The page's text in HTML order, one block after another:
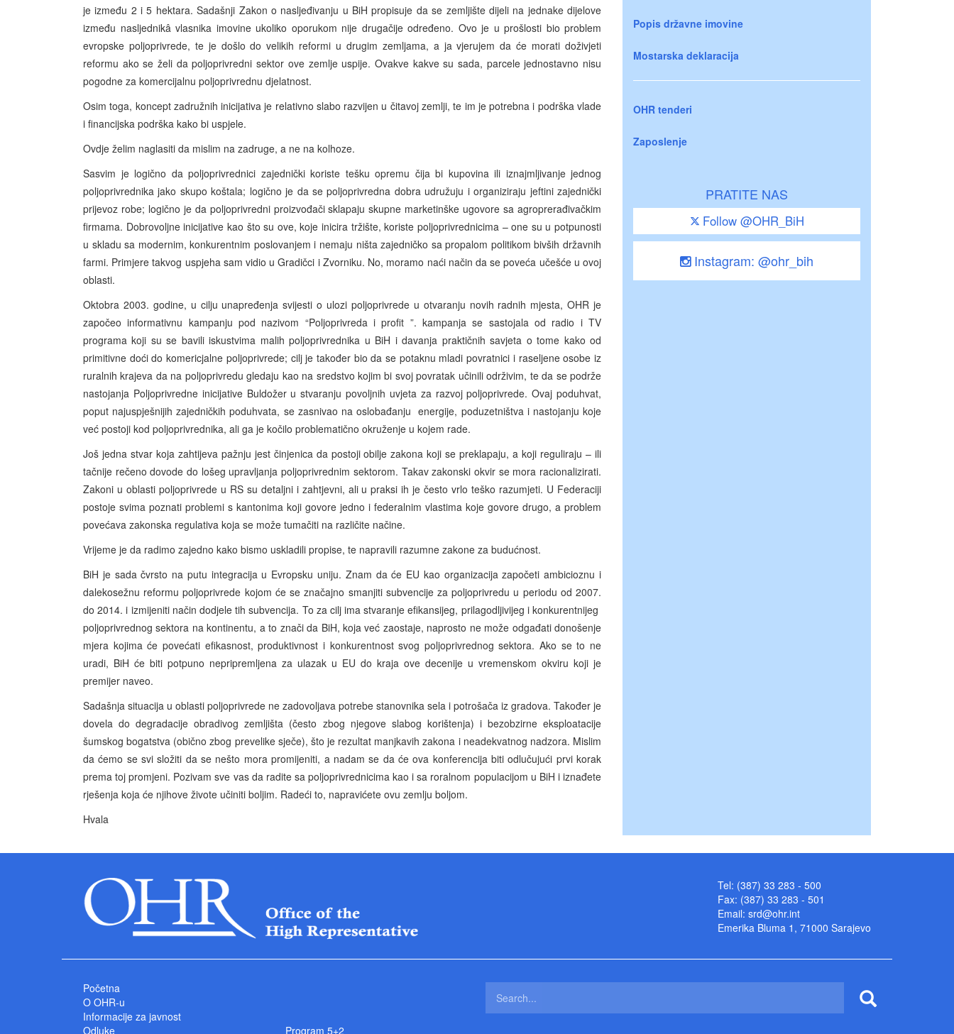
je između 2 i 5 hektara. Sadašnji Zakon o nasljeđivanju u BiH propisuje da se zemljište dijeli na jednake dijelove
između nasljednikâ vlasnika imovine ukoliko oporukom nije drugačije određeno. Ovo je u prošlosti bio problem
evropske poljoprivrede, te je došlo do velikih reformi u drugim zemljama, a ja vjerujem da će morati doživjeti
reformu ako se želi da poljoprivredni sektor ove zemlje uspije. Ovakve kakve su sada, parcele jednostavno nisu
pogodne za komercijalnu poljoprivrednu djelatnost.
Osim toga, koncept zadružnih inicijativa je relativno slabo razvijen u čitavoj zemlji, te im je potrebna i podrška vlade
i financijska podrška kako bi uspjele.
Ovdje želim naglasiti da mislim na zadruge, a ne na kolhoze.
Sasvim je logično da poljoprivrednici zajednički koriste tešku opremu čija bi kupovina ili iznajmljivanje jednog
poljoprivrednika jako skupo koštala; logično je da se poljoprivredna dobra udružuju i organiziraju jeftini zajednički
prijevoz robe; logično je da poljoprivredni proizvođači sklapaju skupne marketinške ugovore sa agroprerađivačkim
firmama. Dobrovoljne inicijative kao što su ove, koje inicira tržište, koriste poljoprivrednicima – one su u potpunosti
u skladu sa modernim, konkurentnim poslovanjem i nemaju ništa zajedničko sa propalom politikom bivših državnih
farmi. Primjere takvog uspjeha sam vidio u Gradičci i Zvorniku. No, moramo naći način da se poveća učešće u ovoj
oblasti.
Oktobra 2003. godine, u cilju unapređenja svijesti o ulozi poljoprivrede u otvaranju novih radnih mjesta, OHR je
započeo informativnu kampanju pod nazivom “Poljoprivreda i profit ”. kampanja se sastojala od radio i TV
programa koji su se bavili iskustvima malih poljoprivrednika u BiH i davanja praktičnih savjeta o tome kako od
primitivne doći do komericjalne poljoprivrede; cilj je također bio da se potaknu mladi povratnici i raseljene osobe iz
ruralnih krajeva da na poljoprivredu gledaju kao na sredstvo kojim bi svoj povratak učinili održivim, te da se podrže
nastojanja Poljoprivredne inicijative Buldožer u stvaranju povoljnih uvjeta za razvoj poljoprivrede. Ovaj poduhvat,
poput najuspješnijih zajedničkih poduhvata, se zasnivao na oslobađanju energije, poduzetništva i nastojanju koje
već postoji kod poljoprivrednika, ali ga je kočilo problematično okruženje u kojem rade.
Još jedna stvar koja zahtijeva pažnju jest činjenica da postoji obilje zakona koji se preklapaju, a koji reguliraju – ili
tačnije rečeno dovode do lošeg upravljanja poljoprivrednim sektorom. Takav zakonski okvir se mora racionalizirati.
Zakoni u oblasti poljoprivrede u RS su detaljni i zahtjevni, ali u praksi ih je često vrlo teško razumjeti. U Federaciji
postoje svima poznati problemi s kantonima koji govore jedno i federalnim vlastima koje govore drugo, a problem
povećava zakonska regulativa koja se može tumačiti na različite načine.
Vrijeme je da radimo zajedno kako bismo uskladili propise, te napravili razumne zakone za budućnost.
BiH je sada čvrsto na putu integracija u Evropsku uniju. Znam da će EU kao organizacija započeti ambicioznu i
dalekosežnu reformu poljoprivrede kojom će se značajno smanjiti subvencije za poljoprivredu u periodu od 2007.
do 2014. i izmijeniti način dodjele tih subvencija. To za cilj ima stvaranje efikansijeg, prilagodljivijeg i konkurentnijeg
poljoprivrednog sektora na kontinentu, a to znači da BiH, koja već zaostaje, naprosto ne može odgađati donošenje
mjera kojima će povećati efikasnost, produktivnost i konkurentnost svog poljoprivrednog sektora. Ako se to ne
uradi, BiH će biti potpuno nepripremljena za ulazak u EU do kraja ove decenije u vremenskom okviru koji je
premijer naveo.
Sadašnja situacija u oblasti poljoprivrede ne zadovoljava potrebe stanovnika sela i potrošača iz gradova. Također je
dovela do degradacije obradivog zemljišta (često zbog njegove slabog korištenja) i bezobzirne eksploatacije
šumskog bogatstva (obično zbog prevelike sječe), što je rezultat manjkavih zakona i neadekvatnog nadzora. Mislim
da ćemo se svi složiti da se nešto mora promijeniti, a nadam se da će ova konferencija biti odlučujući prvi korak
prema toj promjeni. Pozivam sve vas da radite sa poljoprivrednicima kao i sa roralnom populacijom u BiH i iznađete
rješenja koja će njihove živote učiniti boljim. Radeći to, napravićete ovu zemlju boljom.
Hvala
Popis državne imovine
Mostarska deklaracija
OHR tenderi
Zaposlenje
PRATITE NAS
Follow @OHR_BiH
Instagram: @ohr_bih
Tel: (387) 33 283 - 500
Fax: (387) 33 283 - 501
Email: srd@ohr.int
Emerika Bluma 1, 71000 Sarajevo
Početna
O OHR-u
Informacije za javnost
Odluke
Program 5+2